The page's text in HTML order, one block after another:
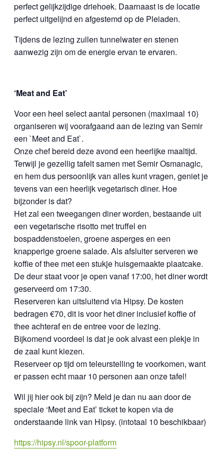
perfect gelijkzijdige driehoek. Daarnaast is de locatie
perfect uitgelijnd en afgestemd op de Pleiaden.
Tijdens de lezing zullen tunnelwater en stenen
aanwezig zijn om de energie ervan te ervaren.
‘Meat and Eat’
Voor een heel select aantal personen (maximaal 10)
organiseren wij voorafgaand aan de lezing van Semir
een `Meet and Eat`.
Onze chef bereid deze avond een heerlijke maaltijd.
Terwijl je gezellig tafelt samen met Semir Osmanagic,
en hem dus persoonlijk van alles kunt vragen, geniet je
tevens van een heerlijk vegetarisch diner. Hoe
bijzonder is dat?
Het zal een tweegangen diner worden, bestaande uit
een vegetarische risotto met truffel en
bospaddenstoelen, groene asperges en een
knapperige groene salade. Als afsluiter serveren we
koffie of thee met een stukje huisgemaakte plaatcake.
De deur staat voor je open vanaf 17:00, het diner wordt
geserveerd om 17:30.
Reserveren kan uitsluitend via Hipsy. De kosten
bedragen €70, dit is voor het diner inclusief koffie of
thee achteraf en de entree voor de lezing.
Bijkomend voordeel is dat je ook alvast een plekje in
de zaal kunt kiezen.
Reserveer op tijd om teleurstelling te voorkomen, want
er passen echt maar 10 personen aan onze tafel!
Wil jij hier ook bij zijn? Meld je dan nu aan door de
speciale ‘Meet and Eat’ ticket te kopen via de
onderstaande link van Hipsy. (intotaal 10 beschikbaar)
https://hipsy.nl/spoor-platform